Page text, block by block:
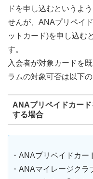
ドを申し込むというよ
せんが、ANAプリペイ
ットカード)を申し込む
す。
入会者が対象カードを
ラムの対象可否は以下の
ANAプリペイドカー
する場合
・ANAプリペイドカ
・ANAマイレージク